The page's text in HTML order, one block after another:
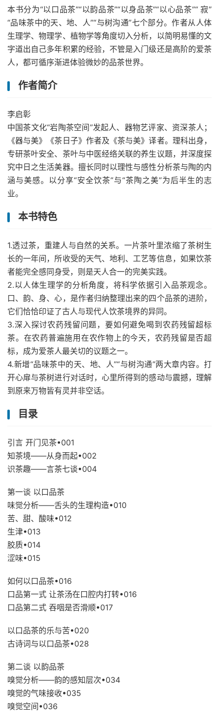
本书分为“以口品茶”“以韵品茶”“以身品茶”“以心品茶”“ 寂”
“品味茶中的天、地、人”“与树沟通”七个部分。作者从人体
生理学、物理学、植物学等角度切入分析，以简明易懂的文
字道出自己多年积累的经验，不管是入门级还是高阶的爱茶
人，都可循序渐进体验微妙的品茶世界。
作者简介
李启彰
中国茶文化“岩陶茶空间”发起人、器物艺评家、资深茶人；
《器与美》《茶日子》作者及《茶与美》译者。理科出身，
专研茶叶安全、茶叶与中医经络关联的养生议题，并深度探
究中日之生活美器。擅长同时以理性与感性分析茶与陶的内
涵与美感。以分享“安全饮茶”与“茶陶之美”为后半生的志
业。
本书特色
1.透过茶，重建人与自然的关系。一片茶叶里浓缩了茶树生
长的一年间，所收受的天气、地利、工艺等信息，如果饮茶
者能完全感同身受，则是天人合一的完美实践。
2.以人体生理学的分析角度，将科学依据引入品茶观念。
口、韵、身、心，是作者归纳整理出来的四个品茶的进阶，
它们恰恰印证了古人与现代人饮茶境界的异同。
3.深入探讨农药残留问题，要如何避免喝到农药残留超标
茶。在农药普遍施用在农作物上的今天，农药残留是否超
标，成为爱茶人最关切的议题之一。
4.新增“品味茶中的天、地、人”“与树沟通”两大章内容。打
开心扉与茶树进行对话时，心里所得到的感动与震撼，理解
到原来万物皆有灵并非空话。
目录
引言 开门见茶•001
知茶境——从身而起•002
识茶趣——言茶七谈•004
第一谈 以口品茶
味觉分析——舌头的生理构造•010
苦、甜、酸味•012
生津•013
胶质•014
涩味•015
如何以口品茶•016
口品第一式 让茶汤在口腔内打转•016
口品第二式 吞咽是否滑顺•017
以口品茶的乐与苦•020
古诗词与以口品茶•028
第二谈 以韵品茶
嗅觉分析——韵的感知层次•034
嗅觉的气味接收•035
嗅觉空间•036